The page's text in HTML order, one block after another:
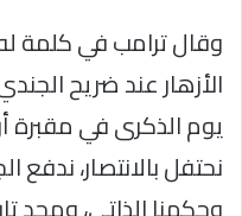
وقال ترامب في كلمة
الأزهار عند ضريح
يوم الذكرى في مقبرة
نحتفل بالانتصار، ندفع